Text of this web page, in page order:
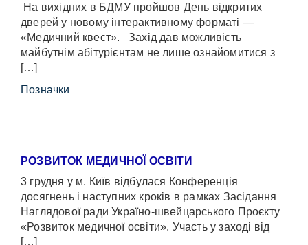
На вихідних в БДМУ пройшов День відкритих
дверей у новому інтерактивному форматі —
«Медичний квест». Захід дав можливість
майбутнім абітурієнтам не лише ознайомитися з
[…]
Позначки
РОЗВИТОК МЕДИЧНОЇ ОСВІТИ
3 грудня у м. Київ відбулася Конференція
досягнень і наступних кроків в рамках Засідання
Наглядової ради Україно-швейцарського Проєкту
«Розвиток медичної освіти». Участь у заході від
[…]